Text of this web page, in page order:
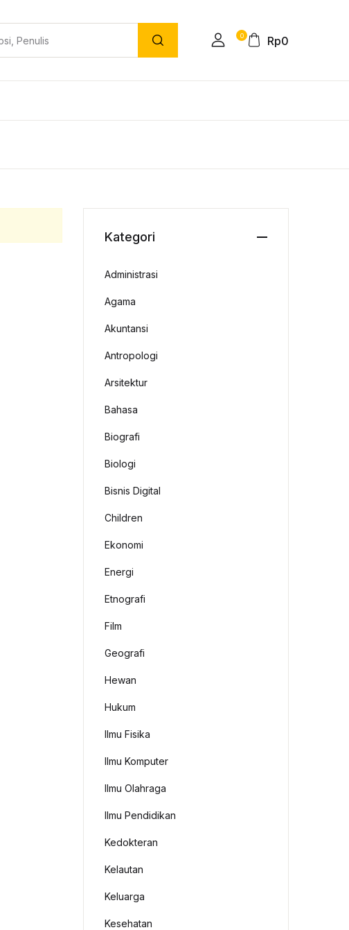
0 Rp0
Kategori
Administrasi
Agama
Akuntansi
Antropologi
Arsitektur
Bahasa
Biografi
Biologi
Bisnis Digital
Children
Ekonomi
Energi
Etnografi
Film
Geografi
Hewan
Hukum
Ilmu Fisika
Ilmu Komputer
Ilmu Olahraga
Ilmu Pendidikan
Kedokteran
Kelautan
Keluarga
Kesehatan